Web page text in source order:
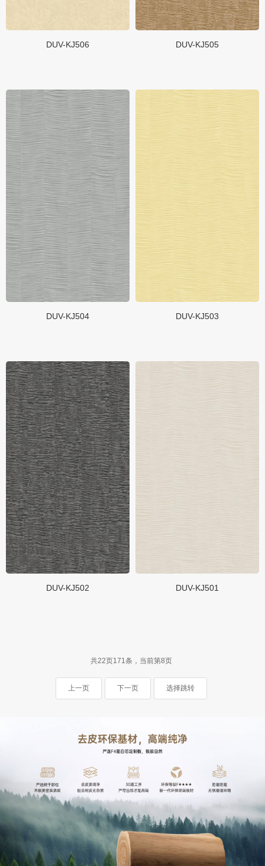
DUV-KJ506 DUV-KJ505
DUV-KJ504 DUV-KJ503
DUV-KJ502 DUV-KJ501
共22页171条，当前第8页
上一页 下一页 选择跳转